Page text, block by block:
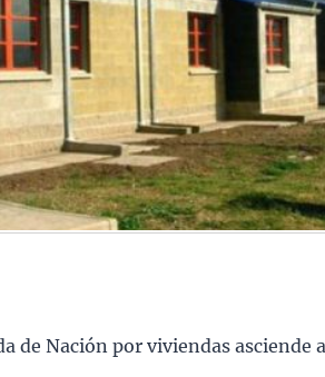
de Nación por viviendas asciende